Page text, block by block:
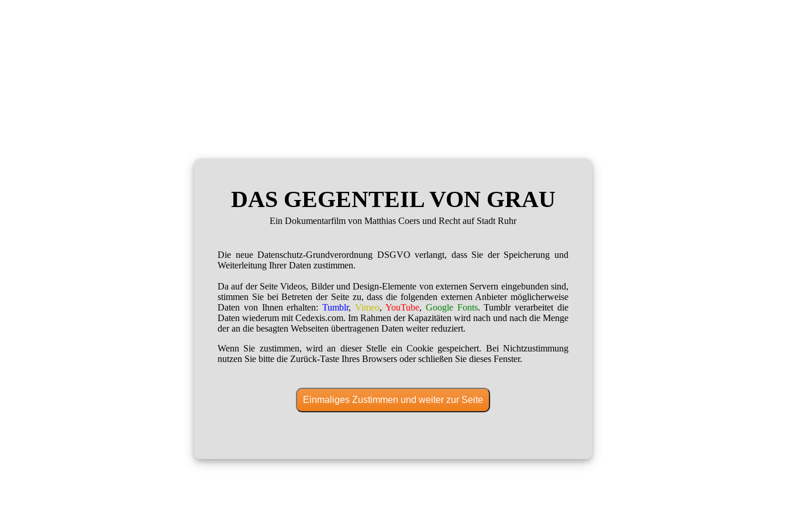
DAS GEGENTEIL VON GRAU
Ein Dokumentarfilm von Matthias Coers und Recht auf Stadt Ruhr
Die neue Datenschutz-Grundverordnung DSGVO verlangt, dass Sie der Speicherung und
Weiterleitung Ihrer Daten zustimmen.
Da auf der Seite Videos, Bilder und Design-Elemente von externen Servern eingebunden sind,
stimmen Sie bei Betreten der Seite zu, dass die folgenden externen Anbieter möglicherweise
Daten von Ihnen erhalten:Tumblr,Vimeo, YouTube, Google Fonts. Tumblr verarbeitet die
Daten wiederum mit Cedexis.com. Im Rahmen der Kapazitäten wird nach und nach die Menge
der an die besagten Webseiten übertragenen Daten weiter reduziert.
Wenn Sie zustimmen, wird an dieser Stelle ein Cookie gespeichert. Bei Nichtzustimmung
nutzen Sie bitte die Zurück-Taste Ihres Browsers oder schließen Sie dieses Fenster.
Einmaliges Zustimmen und weiter zur Seite